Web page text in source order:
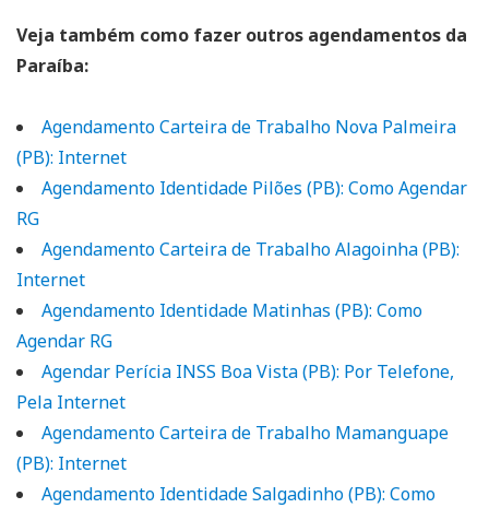
Veja também como fazer outros agendamentos da
Paraíba:
Agendamento Carteira de Trabalho Nova Palmeira
(PB): Internet
Agendamento Identidade Pilões (PB): Como Agendar
RG
Agendamento Carteira de Trabalho Alagoinha (PB):
Internet
Agendamento Identidade Matinhas (PB): Como
Agendar RG
Agendar Perícia INSS Boa Vista (PB): Por Telefone,
Pela Internet
Agendamento Carteira de Trabalho Mamanguape
(PB): Internet
Agendamento Identidade Salgadinho (PB): Como